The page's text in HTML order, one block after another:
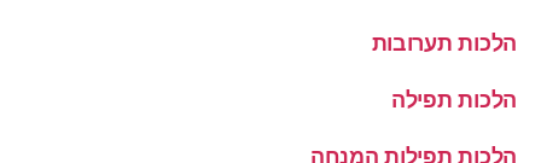
הלכות תערובות
הלכות תפילה
הלכות תפילות המנחה